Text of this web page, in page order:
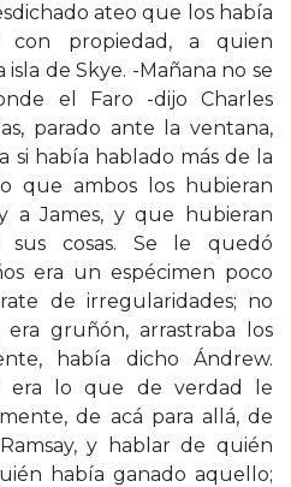
ateo que los había
con propiedad, a quien
de Skye. -Mañana no se
el Faro -dijo Charles
parado ante la ventana,
si había hablado más de la
que ambos los hubieran
a James, y que hubieran
sus cosas. Se le quedó
era un espécimen poco
de irregularidades; no
gruñón, arrastraba los
había dicho Ándrew.
era lo que de verdad le
de acá para allá, de
y hablar de quién
había ganado aquello;